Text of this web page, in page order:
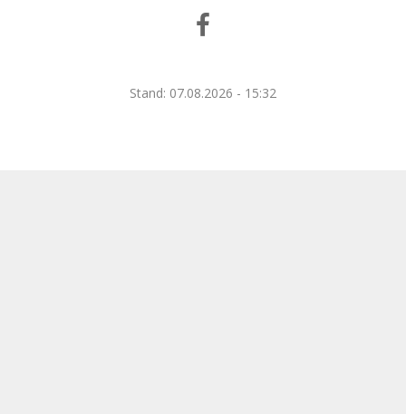
Stand: 07.08.2026 - 15:32